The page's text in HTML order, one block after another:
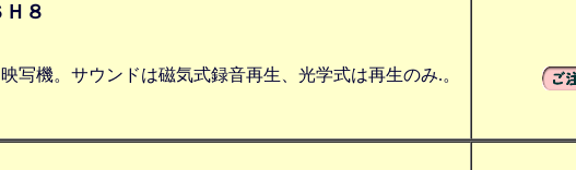
８
写機。サウンドは磁気式録音再生、光学式は再生のみ.。